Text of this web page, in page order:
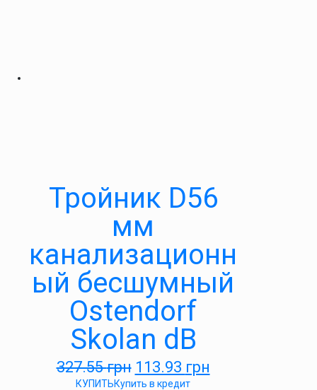
Тройник D56
мм
канализационн
ый бесшумный
Ostendorf
Skolan dB
327.55грн 113.93 грн
КУПИТЬКупить в кредит